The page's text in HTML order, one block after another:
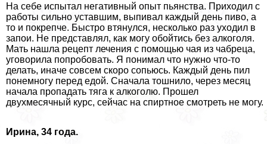
На себе испытал негативный опыт пьянства. Приходил с
работы сильно уставшим, выпивал каждый день пиво, а
то и покрепче. Быстро втянулся, несколько раз уходил в
запои. Не представлял, как могу обойтись без алкоголя.
Мать нашла рецепт лечения с помощью чая из чабреца,
уговорила попробовать. Я понимал что нужно что-то
делать, иначе совсем скоро сопьюсь. Каждый день пил
понемногу перед едой. Сначала тошнило, через месяц
начала пропадать тяга к алкоголю. Прошел
двухмecячный курс, сейчас на спиртное смотреть не могу.
Ирина, 34 года.